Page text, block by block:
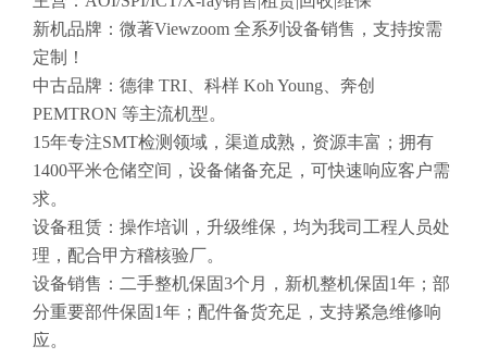
新机品牌：微著Viewzoom 全系列设备销售，支持按需
定制！
中古品牌：德律 TRI、科样 Koh Young、奔创
PEMTRON 等主流机型。
15年专注SMT检测领域，渠道成熟，资源丰富；拥有
1400平米仓储空间，设备储备充足，可快速响应客户需
求。
设备租赁：操作培训，升级维保，均为我司工程人员处
理，配合甲方稽核验厂。
设备销售：二手整机保固3个月，新机整机保固1年；部
分重要部件保固1年；配件备货充足，支持紧急维修响
应。